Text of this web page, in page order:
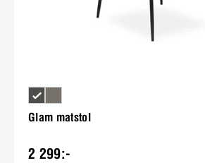
Glam matstol
2 299:-